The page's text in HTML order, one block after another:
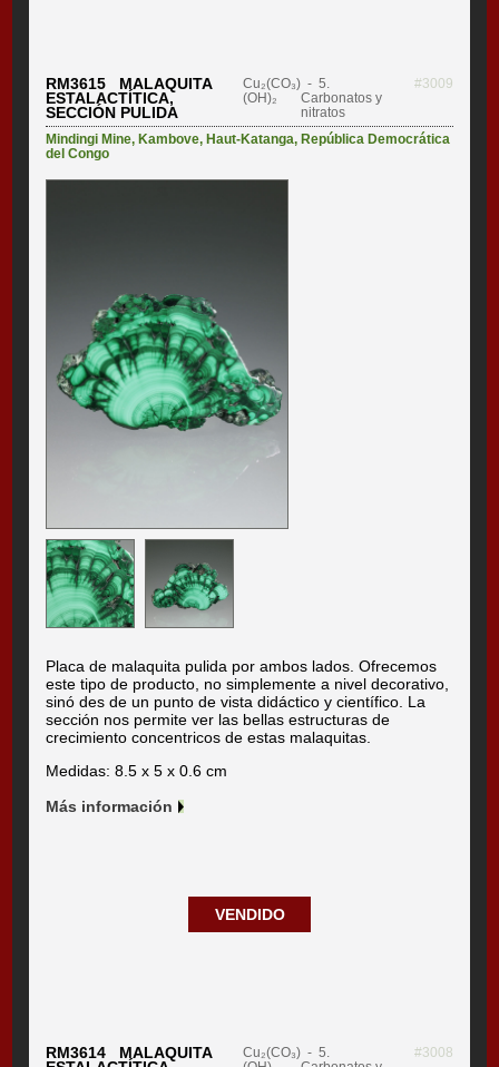
RM3615 MALAQUITA
ESTALACTÍTICA,
SECCIÓN PULIDA
Cu₂(CO₃)
(OH)₂
- 5.
Carbonatos y
nitratos
#3009
Mindingi Mine,Kambove,Haut-Katanga,República Democrática
del Congo
Placa de malaquita pulida por ambos lados. Ofrecemos
este tipo de producto, no simplemente a nivel decorativo,
sinó des de un punto de vista didáctico y científico. La
sección nos permite ver las bellas estructuras de
crecimiento concentricos de estas malaquitas.
Medidas: 8.5 x 5 x 0.6 cm
Más información
VENDIDO
RM3614 MALAQUITA
Cu₂(CO₃) - 5.
#3008